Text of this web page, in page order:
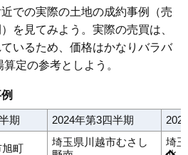
40万円 1,565万円 21.4%
40万円 1,947万円 15.2%
39万円 2,332万円 16.2%
38万円 2,597万円
38万円
35万円 3,687万円 11.6%
35万円 1,560万円 13.9%
での実際の土地の成約事例（売
を見てみよう。実際の売買は、
いるため、価格はかなりバラバ
定の参考としよう。
期 2024年第3四半期
町
埼玉県川越市むさし
埼
新宿町
泉
大袋新田小ケ谷御成町萱沼笠幡
野上老袋 上寺山上野田町上松原
目久下戸鯨井鯨井新田久保町
小仙波町 小堤寿町小中居小室